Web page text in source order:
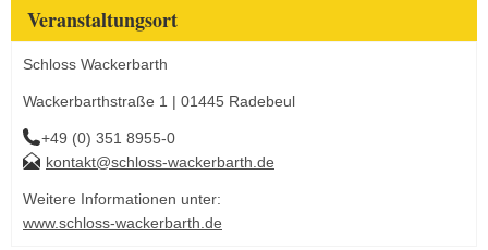
Veranstaltungsort
Schloss Wackerbarth
Wackerbarthstraße 1 | 01445 Radebeul
+49 (0) 351 8955-0
kontakt@schloss-wackerbarth.de
Weitere Informationen unter:
www.schloss-wackerbarth.de